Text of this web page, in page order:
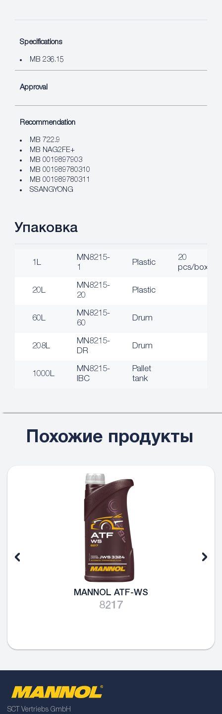
Specifications
MB 236.15
Approval
Recommendation
MB 722.9
MB NAG2FE+
MB 0019897903
MB 001989780310
MB 001989780311
SSANGYONG
Упаковка
1L
MN8215-
1
Plastic
20
pcs/box
20L
MN8215-
20
Plastic
60L
MN8215-
60
Drum
208L
MN8215-
DR
Drum
1000L
MN8215-
IBC
Pallet
tank
Похожие продукты
MANNOL ATF-WS
SCT Vertriebs GmbH